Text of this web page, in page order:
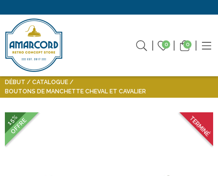
0 0
DÉBUT
CATALOGUE
BOUTONS DE MANCHETTE CHEVAL ET CAVALIER
TERMINÉ
15%
OFFRE